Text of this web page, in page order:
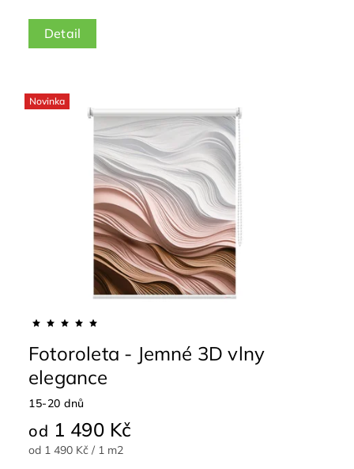
Detail
Novinka
Fotoroleta - Jemné 3D vlny
elegance
15-20 dnů
od 1 490 Kč
od 1 490 Kč / 1 m2